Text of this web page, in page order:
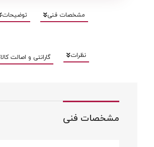
مشخصات فنی توضیحات
نظرات گارانتی و اصالت کالا
مشخصات فنی